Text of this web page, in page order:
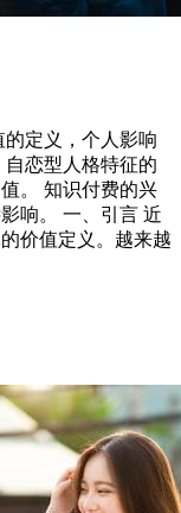
定义，个人影响
恋型人格特征的
。 知识付费的兴
响。 一、引言 近
价值定义。越来越